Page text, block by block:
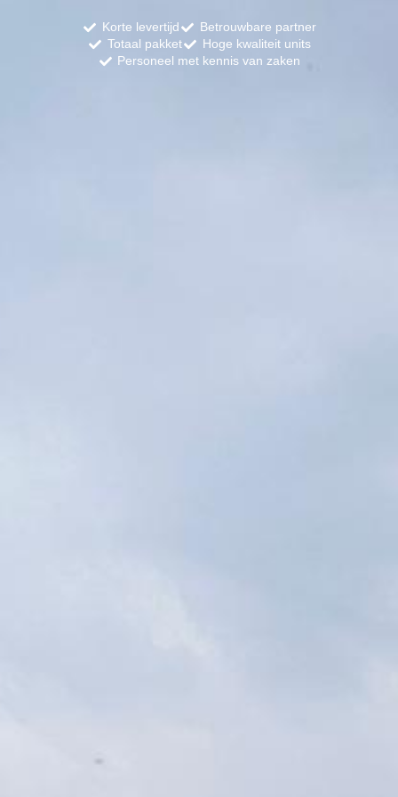
Korte levertijd
Betrouwbare partner
Totaal pakket
Hoge kwaliteit units
Personeel met kennis van zaken